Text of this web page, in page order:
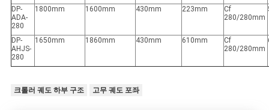
DP-
ADA-
280
1800mm 1600mm 430mm 223mm
Cf
280/280mm
DP-
AHJS-
280
1650mm 1860mm 430mm 610mm
Cf
280/280mm
크롤러 궤도 하부 구조 고무 궤도 포좌